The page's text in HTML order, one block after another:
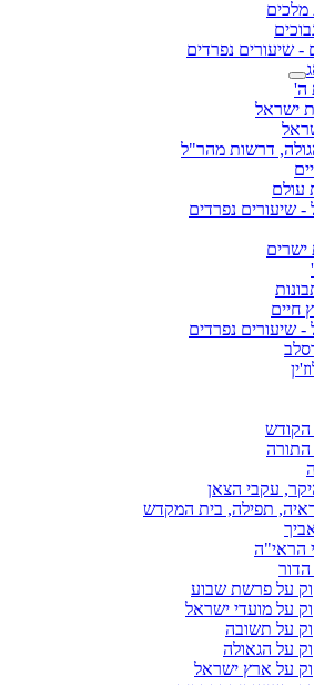
מלכים
שיעורים נפרדים
ה'
ישראל
דרשות מהר"ל
עולם
שיעורים נפרדים
ישרים
חיים
שיעורים נפרדים
הקודש
התורה
עקבי הצאן
תפילה, בית המקדש
הראי"ה
הדור
על פרשת שבוע
על מועדי ישראל
על תשובה
על הגאולה
על ארץ ישראל